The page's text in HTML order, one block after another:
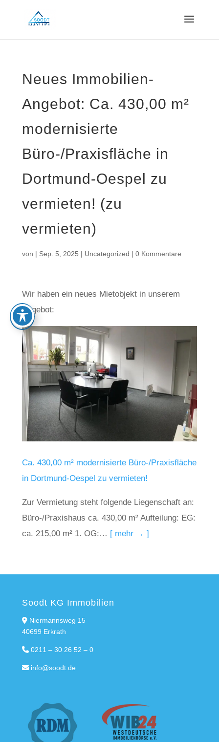
Neues Immobilien-
Angebot: Ca. 430,00 m²
modernisierte
Büro-/Praxisfläche in
Dortmund-Oespel zu
vermieten! (zu
vermieten)
von | Sep. 5, 2025 | Uncategorized | 0 Kommentare
Wir haben ein neues Mietobjekt in unserem
Angebot:
Ca. 430,00 m² modernisierte Büro-/Praxisfläche
in Dortmund-Oespel zu vermieten!
Zur Vermietung steht folgende Liegenschaft an:
Büro-/Praxishaus ca. 430,00 m² Aufteilung: EG:
ca. 215,00 m² 1. OG:… [ mehr → ]
Soodt KG Immobilien
Niermannsweg 15
40699 Erkrath
0211 – 30 26 52 – 0
info@soodt.de